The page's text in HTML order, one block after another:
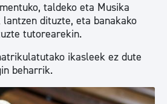
taldeko eta Musika
lantzen dituzte, eta banakako
tutorearekin.
ikasleek ez dute
beharrik.